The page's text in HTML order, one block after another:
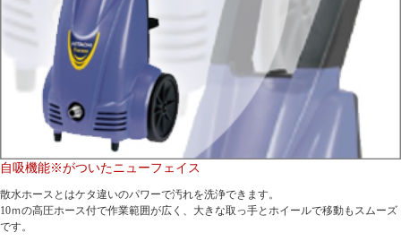
自吸機能※がついたニューフェイス
散水ホースとはケタ違いのパワーで汚れを洗浄できます。
10ｍの高圧ホース付で作業範囲が広く、大きな取っ手とホイールで移動もスムーズ
です。